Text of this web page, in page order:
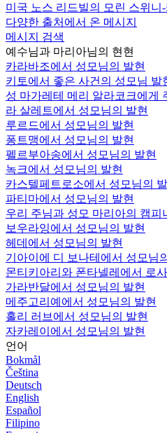
미국 노스 리드빌의 모린 스위니
다양한 출처에서 온 메시지
메시지 검색
예수님과 마리아님의 현현
카라바조에서 성모님의 발현
키토에서 좋은 사건의 성모님 발
성 마가레테 메리 알라코크에게
라 살레트에서 성모님의 발현
루르드에서 성모님의 발현
퐁트맹에서 성모님의 발현
펠르부아송에서 성모님의 발현
녹크에서 성모님의 발현
카스텔페트로소에서 성모님의
파티마에서 성모님의 발현
우리 주님과 성모 마리아의 캠피
보우라잉에서 성모님의 발현
헤데에서 성모님의 발현
기아이에 디 보나테에서 성모님
몬티키아리와 폰타넬레에서 로
가라반달에서 성모님의 발현
메주고리예에서 성모님의 발현
홀리 러브에서 성모님의 발현
자카레이에서 성모님의 발현
언어
Bokmål
Čeština
Deutsch
English
Español
Filipino